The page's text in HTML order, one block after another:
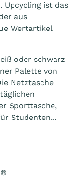
Upcycling ist das
aus
Wertartikel
oder schwarz
Palette von
Netztasche
Sporttasche,
Studenten...